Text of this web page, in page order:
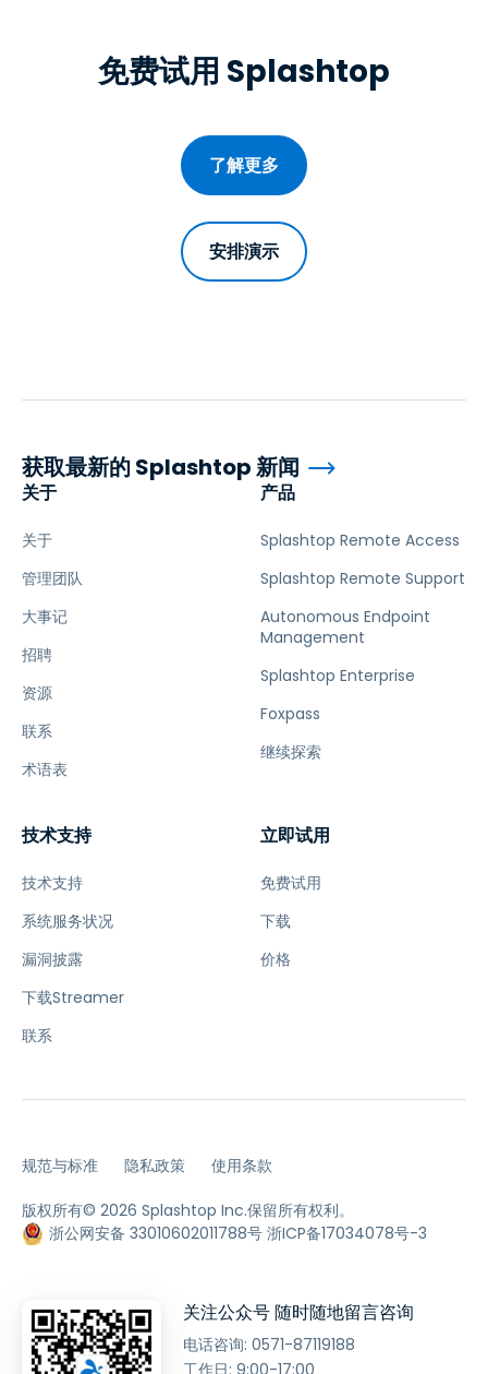
免费试用 Splashtop
了解更多
安排演示
关于
关于
管理团队
大事记
招聘
资源
联系
术语表
产品
Splashtop Remote Access
Splashtop Remote Support
Autonomous Endpoint
Management
Splashtop Enterprise
Foxpass
继续探索
技术支持
技术支持
系统服务状况
漏洞披露
下载Streamer
联系
立即试用
免费试用
下载
价格
获取最新的 Splashtop 新闻
规范与标准 隐私政策 使用条款
版权所有© 2026 Splashtop Inc.保留所有权利。
浙公网安备 33010602011788号 浙ICP备17034078号-3
关注公众号 随时随地留言咨询
电话咨询: 0571-87119188